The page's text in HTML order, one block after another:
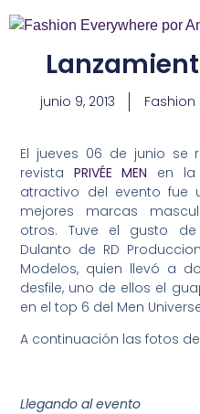
junio 9, 2013 Fashion
El jueves 06 de junio se
revista PRIVÉE MEN en la
atractivo del evento fue
mejores marcas
otros. Tuve el gusto
Dulanto de RD
Modelos, quien llevó a
desfile, uno de ellos el
en el top 6 del Men
A continuación las fotos
Llegando al evento